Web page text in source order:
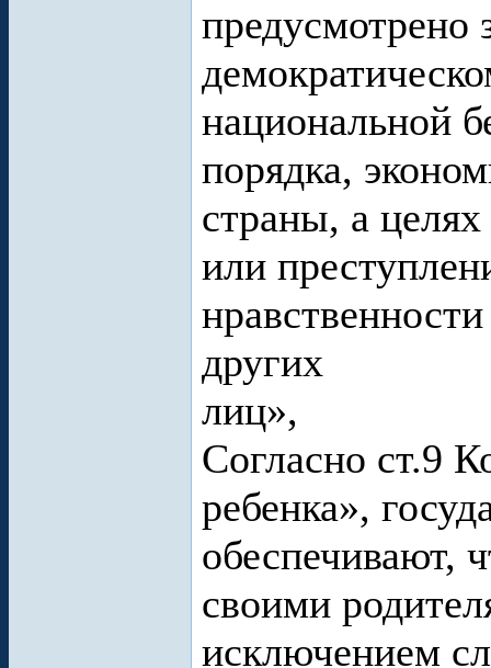
предусмотрено
национальной
порядка,
страны, а
или
других
лиц»,
Согласно ст.9
ребенка»,
обеспечивают,
своими
исключением